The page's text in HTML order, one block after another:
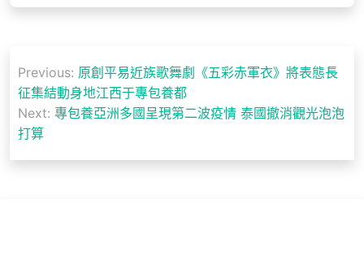
章
導
覽
Previous: 原創平易近族歌舞劇《五彩赤軍衣》將表態長
征集結動身地江西于專包養都
Next: 專包養亞洲多國呈現第二波疫情 泰國撤消觀光泡泡
打算